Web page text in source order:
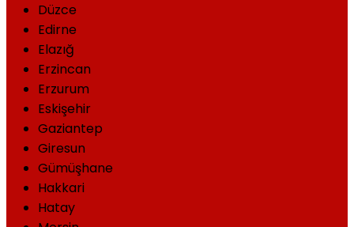
Düzce
Edirne
Elazığ
Erzincan
Erzurum
Eskişehir
Gaziantep
Giresun
Gümüşhane
Hakkari
Hatay